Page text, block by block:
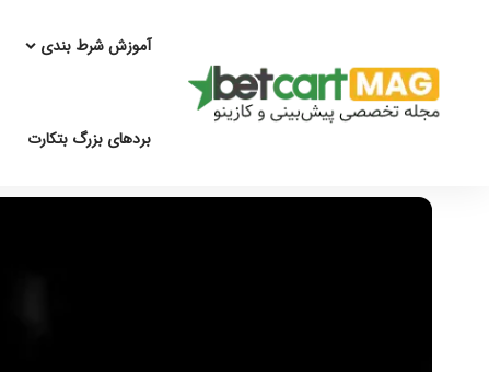
آموزش شرط بندی
بردهای بزرگ بتکارت